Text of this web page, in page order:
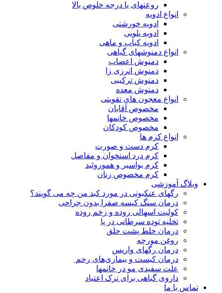
روعنهای با درجه خلوص بالا
انواع ادویه
ادویه خورشتی
ادویه پلویی
ادویه کباب و ماهی
انواع دمنوشهای گیاهی
دمنوش اعصاب
دمنوش انرزی زا
دمنوش ترکیبی
دمنوش معده
انواع معجون های تقویتی
مخصوص آقایان
مخصوص خانمها
مخصوص کودکان
انواع کرم ها
کرم دست و صورت
کرم درد استخوان و مفاصل
کرم بواسیر و هموروئید
کرم مخصوص زنان
وبلاگ آموزشی
رگهای عنکبوتی در مورد کبد من چه می گویند؟
درمان سنگ کیسه صفرا بدون جراحی
کولیت اسهالی روده و زخم روده
تخلیه توده سرطانی در پا
درمان خلط پشت حلق
روغن مورچه
درمان رگهای واریس
درمان کیست و بیماری‌های رحم
علت سفیدی مو در خانمها
داروی گیاهی برای ترک اعتیاد
تماس با ما